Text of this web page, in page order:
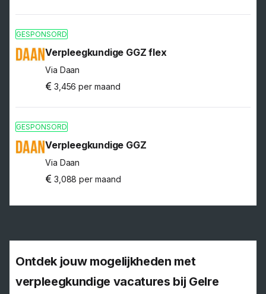
GESPONSORD
Verpleegkundige GGZ flex
Via Daan
3,456 per maand
GESPONSORD
Verpleegkundige GGZ
Via Daan
3,088 per maand
Ontdek jouw mogelijkheden met
verpleegkundige vacatures bij Gelre